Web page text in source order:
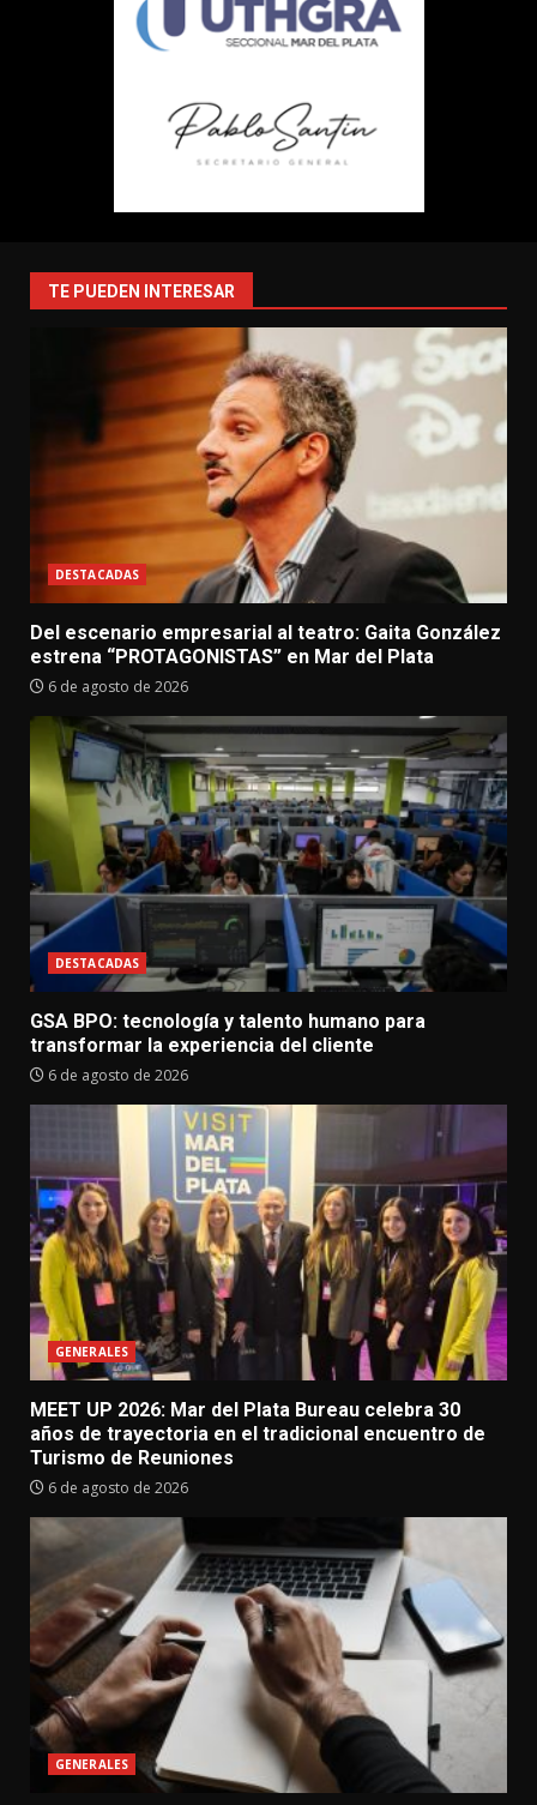
TE PUEDEN INTERESAR
DESTACADAS
Del escenario empresarial al teatro: Gaita González
estrena “PROTAGONISTAS” en Mar del Plata
6 de agosto de 2026
DESTACADAS
GSA BPO: tecnología y talento humano para
transformar la experiencia del cliente
6 de agosto de 2026
GENERALES
MEET UP 2026: Mar del Plata Bureau celebra 30
años de trayectoria en el tradicional encuentro de
Turismo de Reuniones
6 de agosto de 2026
GENERALES